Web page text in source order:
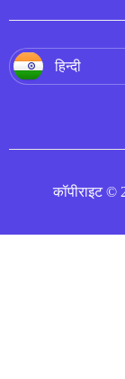
हिन्दी
कॉपीराइट ©